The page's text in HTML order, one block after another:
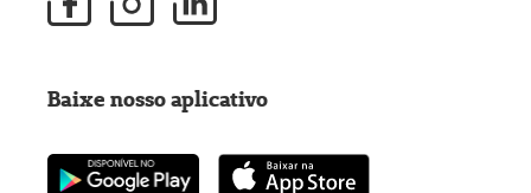
Baixe nosso aplicativo